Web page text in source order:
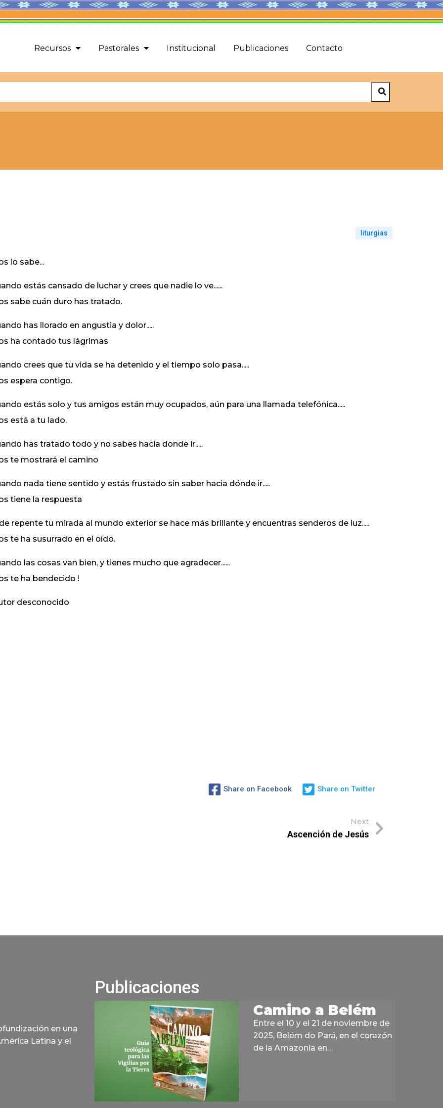
Recursos Pastorales Institucional Publicaciones Contacto
liturgias
lo sabe...
estás cansado de luchar y crees que nadie lo ve......
sabe cuán duro has tratado.
has llorado en angustia y dolor.....
ha contado tus lágrimas
crees que tu vida se ha detenido y el tiempo solo pasa.....
espera contigo.
estás solo y tus amigos están muy ocupados, aún para una llamada telefónica.....
está a tu lado.
has tratado todo y no sabes hacia donde ir.....
te mostrará el camino
nada tiene sentido y estás frustado sin saber hacia dónde ir.....
tiene la respuesta
repente tu mirada al mundo exterior se hace más brillante y encuentras senderos de luz.....
te ha susurrado en el oído.
las cosas van bien, y tienes mucho que agradecer......
te ha bendecido !
desconocido
Share on Facebook Share on Twitter
Next
Ascención de Jesús
en una
Latina y el
Publicaciones
Camino a Belém
Entre el 10 y el 21 de noviembre de
2025, Belém do Pará, en el corazón
de la Amazonia en…